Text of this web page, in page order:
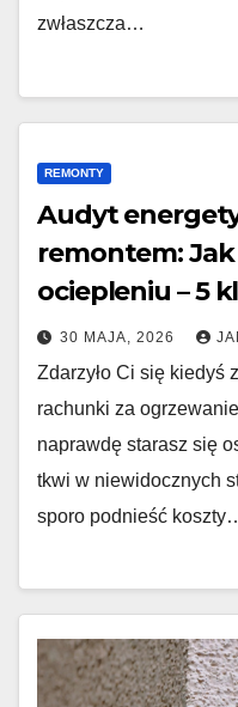
zwłaszcza…
REMONTY
Audyt
remontem: Jak
ociepleniu – 5
30 MAJA, 2026
Zdarzyło Ci się kiedyś
rachunki za
naprawdę starasz się
tkwi w niewidocznych
sporo podnieść